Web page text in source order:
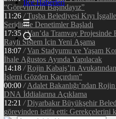
İlçe Haberleri
“Görevimizin Başındayız”
11:26 / Tuşba Belediyesi Kıyı
Şeridinde Denetimler Başladı
17:35 / Van’da Tramvay Projesinde
Raylı Sistem İçin Yeni Aşama
18:07 / Van Stadyumu ve Yaşam
İhale Ağustos Ayında Yapılacak
14:18 / Rojin Kabaiş’in
İşlemi Gözden Kaçırdım”
00:00 / Adalet Bakanlığı’ndan
DNA İddialarına Açıklama
12:21 / Diyarbakır Büyükşehir
görevinden istifa etti: Gerekçelerini